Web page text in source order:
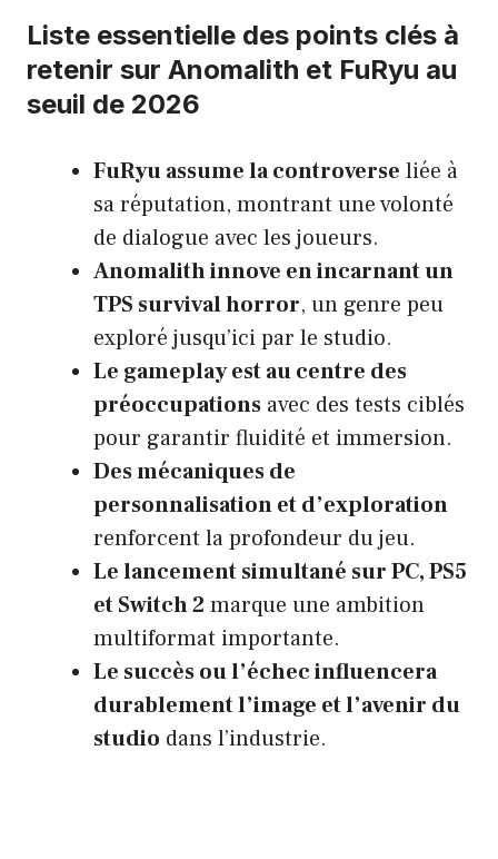
Liste essentielle des points clés à
retenir sur Anomalith et FuRyu au
seuil de 2026
FuRyu assume la controverse liée à
sa réputation, montrant une volonté
de dialogue avec les joueurs.
Anomalith innove en incarnant un
TPS survival horror, un genre peu
exploré jusqu’ici par le studio.
Le gameplay est au centre des
préoccupations avec des tests ciblés
pour garantir fluidité et immersion.
Des mécaniques de
personnalisation et d’exploration
renforcent la profondeur du jeu.
Le lancement simultané sur PC, PS5
et Switch 2marque une ambition
multiformat importante.
Le succès ou l’échec influencera
durablement l’image et l’avenir du
studio dans l’industrie.